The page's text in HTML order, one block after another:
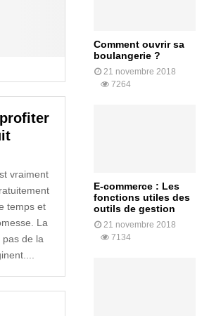
vraiment
temps et
La
pas de la
Comment ouvrir sa
boulangerie ?
21 novembre 2018
7264
E-commerce : Les
fonctions utiles des
outils de gestion
21 novembre 2018
7134